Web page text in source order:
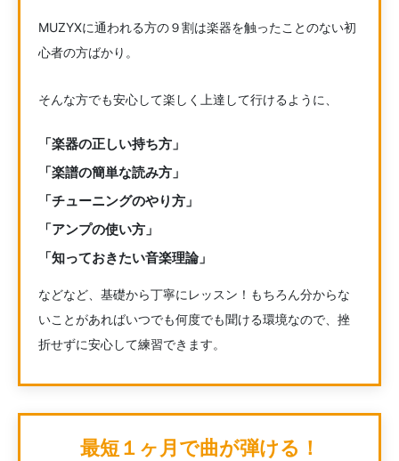
MUZYXに通われる方の９割は楽器を触ったことのない初
心者の方ばかり。
そんな方でも安心して楽しく上達して行けるように、
「楽器の正しい持ち方」
「楽譜の簡単な読み方」
「チューニングのやり方」
「アンプの使い方」
「知っておきたい音楽理論」
などなど、基礎から丁寧にレッスン！もちろん分からな
いことがあればいつでも何度でも聞ける環境なので、挫
折せずに安心して練習できます。
最短１ヶ月で曲が弾ける！